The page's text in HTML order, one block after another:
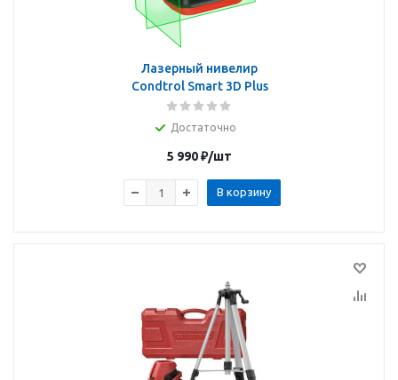
Лазерный нивелир
Condtrol Smart 3D Plus
Достаточно
5 990₽/шт
В корзину